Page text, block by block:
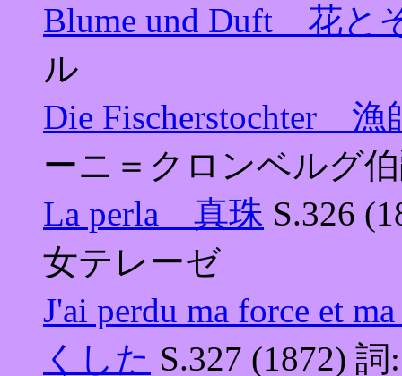
Blume und Duft 花と
ル
Die Fischerstochter 漁
ーニ＝クロンベルグ
La perla 真珠 S.326
女テレーゼ
J'ai perdu ma force et
くした S.327 (1872)